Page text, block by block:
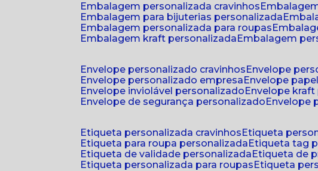
embalagem personalizada cravinhos
embalagem para bijuterias personalizada
embalagem personalizada para roupas
embalagem kraft personalizada
embalagem
envelope personalizado cravinhos
envelope
envelope personalizado empresa
envelope
envelope inviolável personalizado
envelope
envelope de segurança personalizado
envelope
etiqueta personalizada cravinhos
etiqueta
etiqueta para roupa personalizada
etiqueta tag
etiqueta de validade personalizada
etiqueta de
etiqueta personalizada para roupas
etiqueta